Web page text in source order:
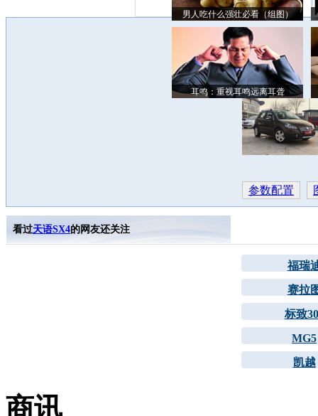
男人吃什么强壮必看（组图）
耳鸣：重视耳鸣远离耳聋
参数配置
看过天语SX4的网友还关注
福瑞
赛拉
标致
MG5
凯越
商讯